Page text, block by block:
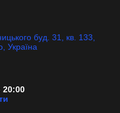
буд. 31, кв. 133,
Україна
20:00